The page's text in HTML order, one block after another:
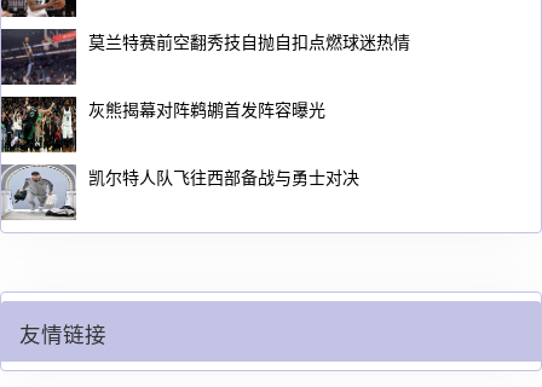
莫兰特赛前空翻秀技自抛自扣点燃球迷热情
灰熊揭幕对阵鹈鹕首发阵容曝光
凯尔特人队飞往西部备战与勇士对决
友情链接